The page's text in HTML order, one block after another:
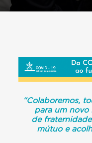
“Colaboremos,
para um novo
de
mútuo e